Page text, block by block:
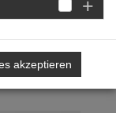
und
akzeptieren